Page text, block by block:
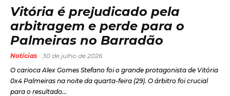
Vitória é prejudicado pela
arbitragem e perde para o
Palmeiras no Barradão
Notícias
30 de julho de 2026
O carioca Alex Gomes Stefano foi o grande protagonista de Vitória
0x4 Palmeiras na noite da quarta-feira (29). O árbitro foi crucial
para o resultado...